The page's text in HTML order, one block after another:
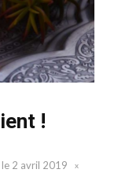
!
2 avril 2019